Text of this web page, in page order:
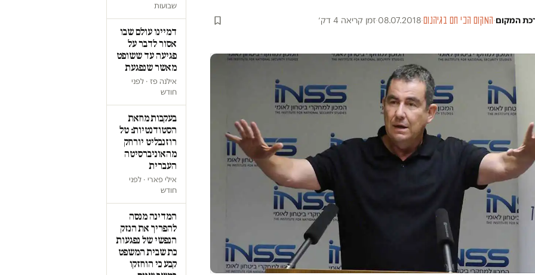
המקום·המקום הכי חם בגיהנום·
08.07.2018
·זמן קריאה 4 דק׳
שבועות
דמיינו עולם שבו
אסור לדבר על
פגיעה עד ששופט
מאשר שנפגעת
אילנה פז · לפני
חודש
בעקבות מחאת
הסטודנטיות: טל
רוזנבליט יורחק
מהאוניברסיטה
העברית
אילי פארי · לפני
חודש
המדינה מנסה
להפריך את הנזק
הנפשי של נפגעות
כת שבית המשפט
קבע כי הוחזקו